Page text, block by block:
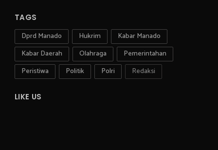
TAGS
Dprd Manado Hukrim
Kabar Manado
Kabar Daerah
Olahraga
Pemerintahan
Peristiwa
Politik Polri Redaksi
LIKE US